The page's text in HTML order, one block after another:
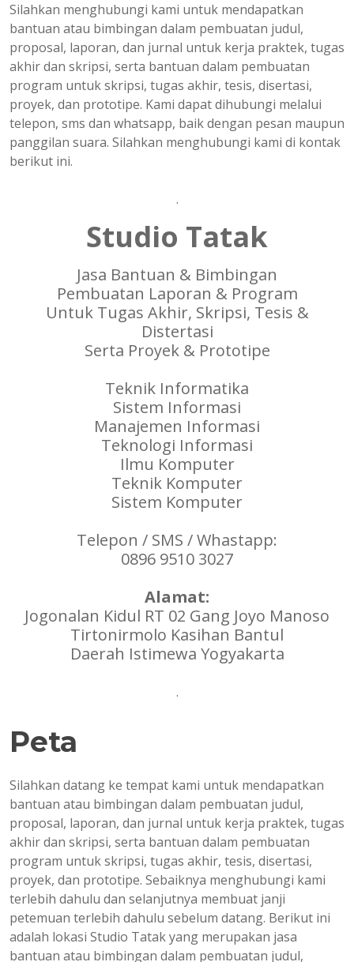
Silahkan menghubungi kami untuk mendapatkan
bantuan atau bimbingan dalam pembuatan judul,
proposal, laporan, dan jurnal untuk kerja praktek, tugas
akhir dan skripsi, serta bantuan dalam pembuatan
program untuk skripsi, tugas akhir, tesis, disertasi,
proyek, dan prototipe. Kami dapat dihubungi melalui
telepon, sms dan whatsapp, baik dengan pesan maupun
panggilan suara. Silahkan menghubungi kami di kontak
berikut ini.
.
Studio Tatak
Jasa Bantuan & Bimbingan
Pembuatan Laporan & Program
Untuk Tugas Akhir, Skripsi, Tesis &
Distertasi
Serta Proyek & Prototipe
Teknik Informatika
Sistem Informasi
Manajemen Informasi
Teknologi Informasi
Ilmu Komputer
Teknik Komputer
Sistem Komputer
Telepon / SMS / Whastapp:
0896 9510 3027
Alamat:
Jogonalan Kidul RT 02 Gang Joyo Manoso
Tirtonirmolo Kasihan Bantul
Daerah Istimewa Yogyakarta
.
Peta
Silahkan datang ke tempat kami untuk mendapatkan
bantuan atau bimbingan dalam pembuatan judul,
proposal, laporan, dan jurnal untuk kerja praktek, tugas
akhir dan skripsi, serta bantuan dalam pembuatan
program untuk skripsi, tugas akhir, tesis, disertasi,
proyek, dan prototipe. Sebaiknya menghubungi kami
terlebih dahulu dan selanjutnya membuat janji
petemuan terlebih dahulu sebelum datang. Berikut ini
adalah lokasi Studio Tatak yang merupakan jasa
bantuan atau bimbingan dalam pembuatan judul,